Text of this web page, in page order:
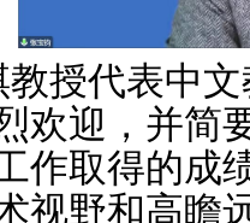
授代表中文
欢迎，并简
作取得的成
视野和高瞻